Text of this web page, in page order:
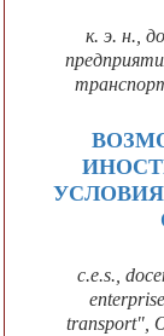
к. э. н.,
c.e.s.,
transport",